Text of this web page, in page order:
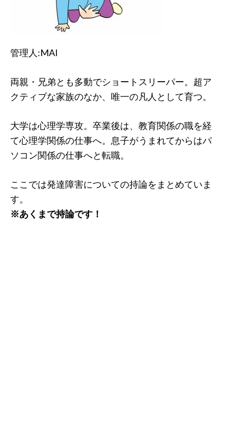
管理人:MAI
両親・兄弟とも多動でショートスリーパー。超ア
クティブな家族のなか、唯一の凡人として育つ。
大学は心理学専攻。卒業後は、教育関係の職を経
て心理学関係の仕事へ。息子がうまれてからはパ
ソコン関係の仕事へと転職。
ここでは発達障害についての持論をまとめていま
す。
※あくまで持論です！